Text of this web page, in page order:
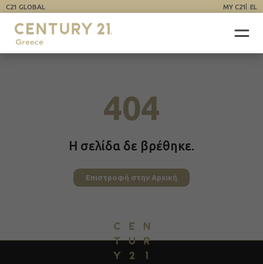
C21 GLOBAL MY C21 EL
404
Η σελίδα δε βρέθηκε.
Επιστροφή στην Αρχική